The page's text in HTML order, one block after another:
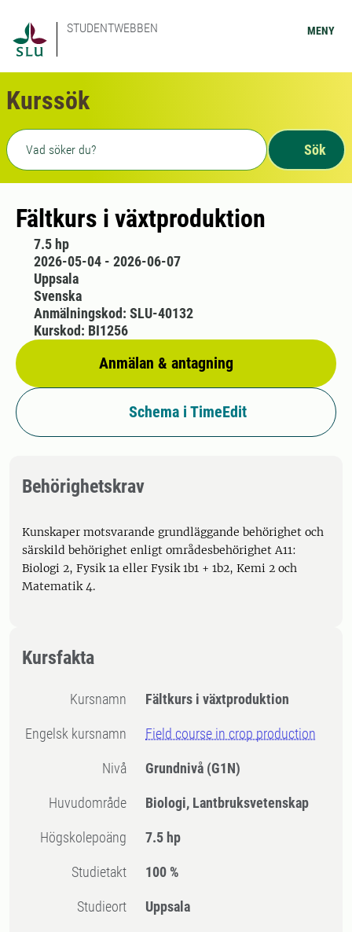
STUDENTWEBBEN MENY
Kurssök
Fritext sökning
Sök
Fältkurs i växtproduktion
7.5 hp
2026-05-04 - 2026-06-07
Uppsala
Svenska
Anmälan & antagning
Anmälningskod: SLU-40132
Kurskod: BI1256
Schema i TimeEdit
Behörighetskrav
Kunskaper motsvarande grundläggande behörighet och
särskild behörighet enligt områdesbehörighet A11:
Biologi 2, Fysik 1a eller Fysik 1b1 + 1b2, Kemi 2 och
Matematik 4.
Kursfakta
Kursnamn Fältkurs i växtproduktion
Engelsk kursnamn Field course in crop production
Nivå Grundnivå (G1N)
Huvudområde Biologi, Lantbruksvetenskap
högskolepoäng 7.5 hp
Studietakt 100 %
Studieort Uppsala